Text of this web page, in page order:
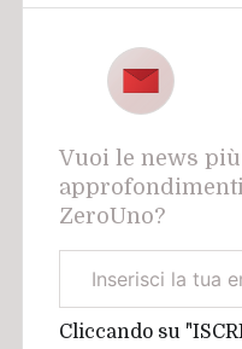
Vuoi le news
ZeroUno?
aziendale
Cliccando su